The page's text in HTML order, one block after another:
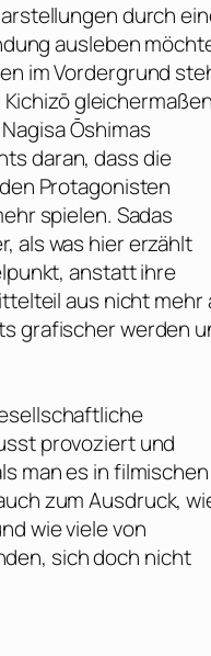
durch
ausleben
im Vordergrund
gleichermaßen
Nagisa Ōshimas
daran, dass die
Protagonisten
spielen. Sadas
als was hier erzählt
anstatt ihre
aus nicht mehr
grafischer werden
provoziert und
man es in filmischen
zum Ausdruck,
wie viele von
sich doch nicht